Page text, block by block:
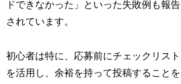
ドできなかった」といった失敗例も報告
されています。
初心者は特に、応募前にチェックリスト
を活用し、余裕を持って投稿することを